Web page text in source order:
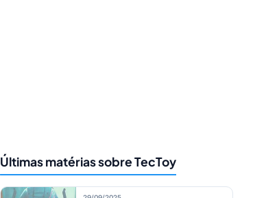
Últimas matérias sobre TecToy